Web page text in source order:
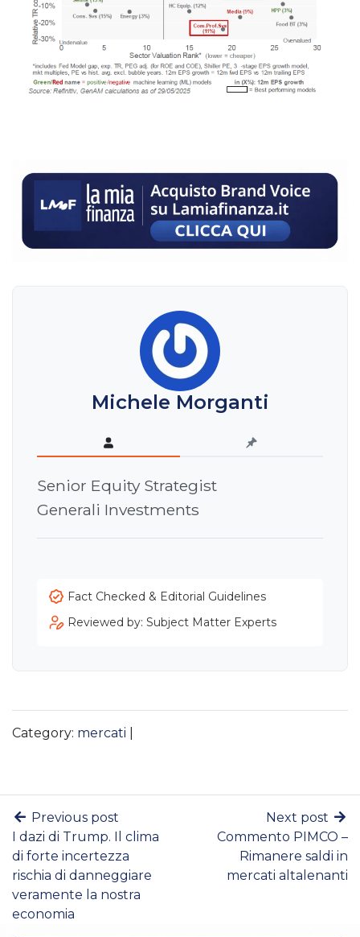
Michele Morganti
Senior Equity Strategist
Generali Investments
Fact Checked & Editorial Guidelines
Reviewed by: Subject Matter Experts
Category: mercati
Previous post
I dazi di Trump. Il clima
di forte incertezza
rischia di danneggiare
veramente la nostra
economia
Next post
Commento PIMCO –
Rimanere saldi in
mercati altalenanti